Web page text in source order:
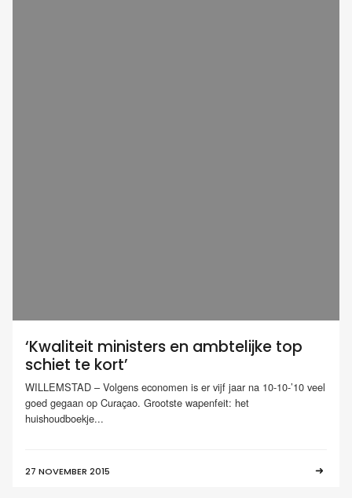
‘Kwaliteit ministers en ambtelijke top
schiet te kort’
WILLEMSTAD – Volgens economen is er vijf jaar na 10-10-’10 veel
goed gegaan op Curaçao. Grootste wapenfeit: het
huishoudboekje...
27 NOVEMBER 2015